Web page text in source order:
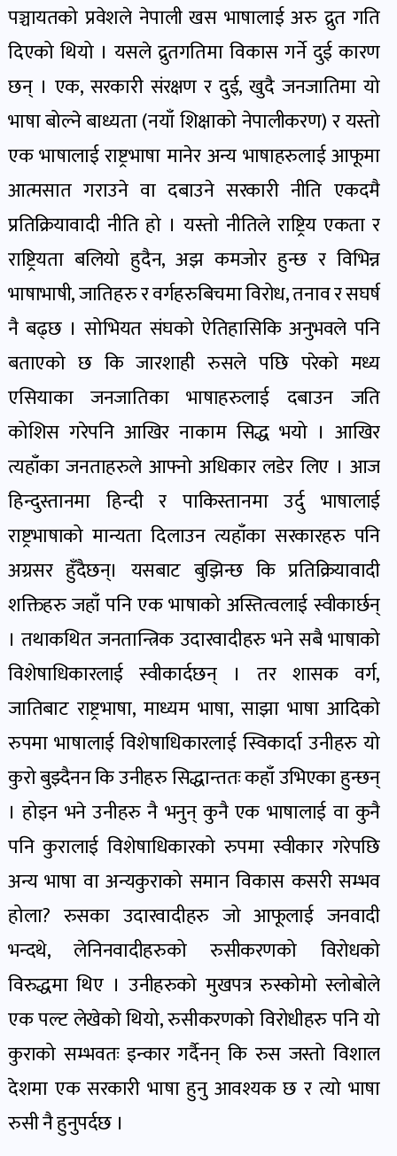
पञ्चायतको प्रवेशले नेपाली खस भाषालाई अरु द्रुत गति
दिएको थियो । यसले द्रुतगतिमा विकास गर्ने दुई कारण
छन् । एक, सरकारी संरक्षण र दुई, खुदै जनजातिमा यो
भाषा बोल्ने बाध्यता (नयाँ शिक्षाको नेपालीकरण) र यस्तो
एक भाषालाई राष्ट्रभाषा मानेर अन्य भाषाहरुलाई आफूमा
आत्मसात गराउने वा दबाउने सरकारी नीति एकदमै
प्रतिक्रियावादी नीति हो । यस्तो नीतिले राष्ट्रिय एकता र
राष्ट्रियता बलियो हुदैन, अझ कमजोर हुन्छ र विभिन्न
भाषाभाषी, जातिहरु र वर्गहरुबिचमा विरोध, तनाव र सघर्ष
नै बढ्छ । सोभियत संघको ऐतिहासिकि अनुभवले पनि
बताएको छ कि जारशाही रुसले पछि परेको मध्य
एसियाका जनजातिका भाषाहरुलाई दबाउन जति
कोशिस गरेपनि आखिर नाकाम सिद्ध भयो । आखिर
त्यहाँका जनताहरुले आफ्नो अधिकार लडेर लिए । आज
हिन्दुस्तानमा हिन्दी र पाकिस्तानमा उर्दु भाषालाई
राष्ट्रभाषाको मान्यता दिलाउन त्यहाँका सरकारहरु पनि
अग्रसर हुँदैछन्। यसबाट बुझिन्छ कि प्रतिक्रियावादी
शक्तिहरु जहाँ पनि एक भाषाको अस्तित्वलाई स्वीकार्छन्
। तथाकथित जनतान्त्रिक उदारवादीहरु भने सबै भाषाको
विशेषाधिकारलाई स्वीकार्दछन् । तर शासक वर्ग,
जातिबाट राष्ट्रभाषा, माध्यम भाषा, साझा भाषा आदिको
रुपमा भाषालाई विशेषाधिकारलाई स्विकार्दा उनीहरु यो
कुरो बुझ्दैनन कि उनीहरु सिद्धान्ततः कहाँ उभिएका हुन्छन्
। होइन भने उनीहरु नै भनुन् कुनै एक भाषालाई वा कुनै
पनि कुरालाई विशेषाधिकारको रुपमा स्वीकार गरेपछि
अन्य भाषा वा अन्यकुराको समान विकास कसरी सम्भव
होला? रुसका उदारवादीहरु जो आफूलाई जनवादी
भन्दथे, लेनिनवादीहरुको रुसीकरणको विरोधको
विरुद्धमा थिए । उनीहरुको मुखपत्र रुस्कोमो स्लोबोले
एक पल्ट लेखेको थियो, रुसीकरणको विरोधीहरु पनि यो
कुराको सम्भवतः इन्कार गर्दैनन् कि रुस जस्तो विशाल
देशमा एक सरकारी भाषा हुनु आवश्यक छ र त्यो भाषा
रुसी नै हुनुपर्दछ ।